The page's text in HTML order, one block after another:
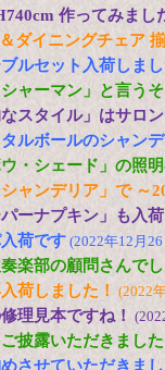
作ってみまし
ダイニングチェア
ルセット入荷しま
ャーマン」と言う
スタイル」はサロ
ルボールのシャン
・シェード」の照
ャンデリア」で ～
ーナプキン」も入
荷です (2022年12月
楽部の顧問さんで
荷しました！ (2022
理見本ですね！
披露いただきまし
させていただきま